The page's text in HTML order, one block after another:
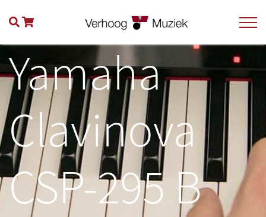
Yamaha
Clavinova
CSP-295 B